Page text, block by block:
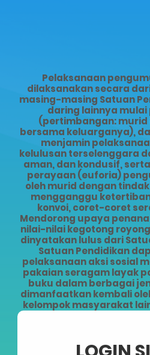
Pelaksanaan
dilaksanakan secara
masing-masing Satuan
daring lainnya mulai
(pertimbangan:
bersama keluarganya),
menjamin
kelulusan terselenggara
aman, dan kondusif,
perayaan (euforia)
oleh murid dengan
mengganggu
konvoi, coret-coret
Mendorong upaya
nilai-nilai kegotong
dinyatakan lulus dari
Satuan Pendidikan
pelaksanaan aksi sosial
pakaian seragam layak
buku dalam berbagai
dimanfaatkan kembali
kelompok masyarakat